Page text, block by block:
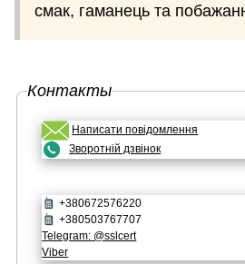
смак, гаманець та
Контакты
Написати повідомлення
Зворотній дзвінок
+380672576220
+380503767707
Telegram: @sslcert
Viber